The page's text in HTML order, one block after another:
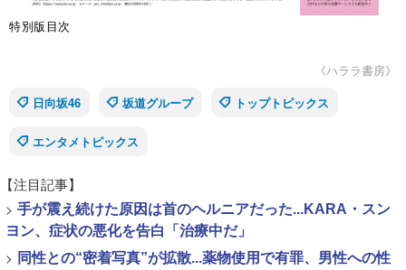
特別版目次
《ハララ書房》
日向坂46
坂道グループ トップトピックス
エンタメトピックス
【注目記事】
> 手が震え続けた原因は首のヘルニアだった...KARA・スン
ヨン、症状の悪化を告白「治療中だ」
> 同性との“密着写真”が拡散...薬物使用で有罪、男性への性